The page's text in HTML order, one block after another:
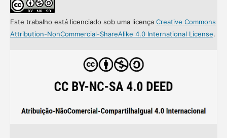
Este trabalho está licenciado sob uma licença Creative Commons
Attribution-NonCommercial-ShareAlike 4.0 International License.